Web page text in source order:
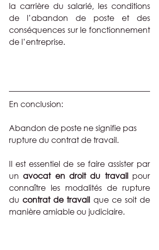
la carrière du salarié, les conditions
de l’abandon de poste et des
conséquences sur le fonctionnement
de l’entreprise.
En conclusion:
Abandon de poste ne signifie pas
rupture du contrat de travail.
Il est essentiel de se faire assister par
un avocat en droit du travail pour
connaître les modalités de rupture
du contrat de travail que ce soit de
manière amiable ou judiciaire.